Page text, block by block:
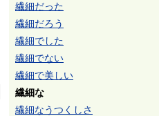
繊細だった
繊細だろう
繊細でした
繊細でない
繊細で美しい
繊細な
繊細なうつくしさ